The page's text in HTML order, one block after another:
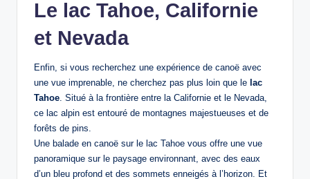
Le lac Tahoe, Californie
et Nevada
Enfin, si vous recherchez une expérience de canoë avec
une vue imprenable, ne cherchez pas plus loin que le lac
Tahoe . Situé à la frontière entre la Californie et le Nevada,
ce lac alpin est entouré de montagnes majestueuses et de
forêts de pins.
Une balade en canoë sur le lac Tahoe vous offre une vue
panoramique sur le paysage environnant, avec des eaux
d’un bleu profond et des sommets enneigés à l’horizon. Et